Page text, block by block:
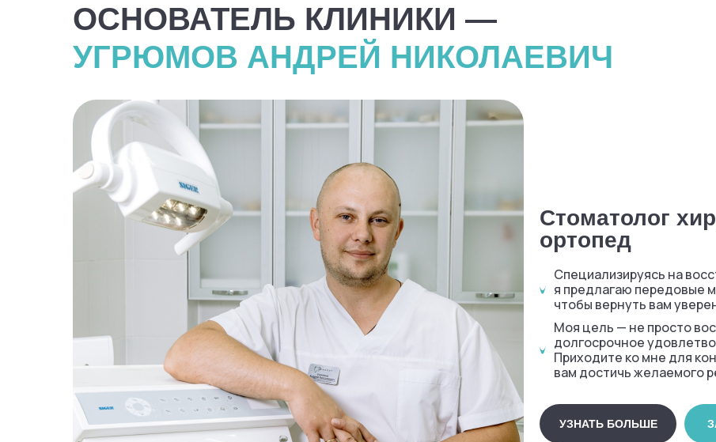
ОСНОВАТЕЛЬ КЛИНИКИ —
УГРЮМОВ АНДРЕЙ НИКОЛАЕВИЧ
Специализируясь на
я предлагаю передовые
чтобы вернуть вам
Стоматолог
ортопед
Моя цель — не просто
долгосрочное
Приходите ко мне для
вам достичь желаемого
УЗНАТЬ БОЛЬШЕ